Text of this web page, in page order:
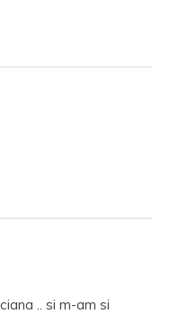
.. si m-am si